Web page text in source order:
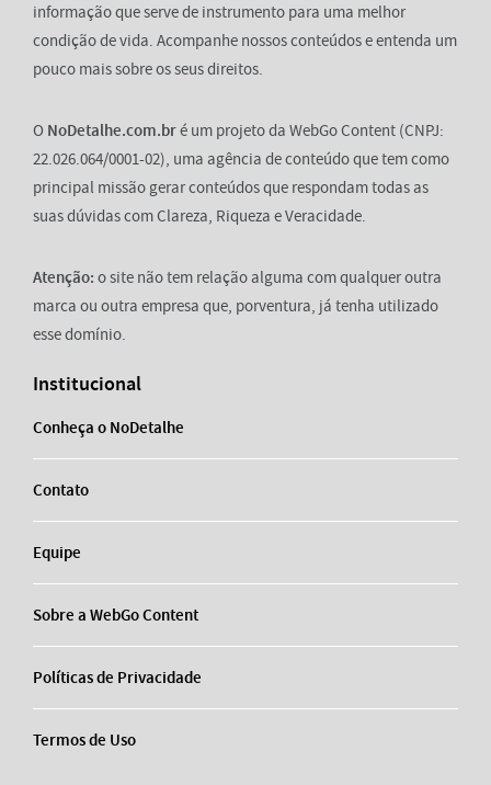
informação que serve de instrumento para uma melhor
condição de vida. Acompanhe nossos conteúdos e entenda um
pouco mais sobre os seus direitos.
O NoDetalhe.com.bré um projeto da WebGo Content (CNPJ:
22.026.064/0001-02), uma agência de conteúdo que tem como
principal missão gerar conteúdos que respondam todas as
suas dúvidas com Clareza, Riqueza e Veracidade.
Atenção: o site não tem relação alguma com qualquer outra
marca ou outra empresa que, porventura, já tenha utilizado
esse domínio.
Institucional
Conheça o NoDetalhe
Contato
Equipe
Sobre a WebGo Content
Políticas de Privacidade
Termos de Uso